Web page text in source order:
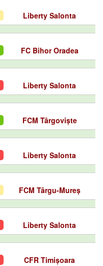
Liberty Salonta
FC Bihor Oradea
Liberty Salonta
FCM Târgoviște
Liberty Salonta
FCM Târgu-Mureș
Liberty Salonta
CFR Timișoara